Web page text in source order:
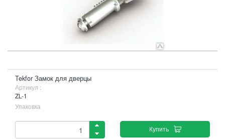
Tekfor Замок для дверцы
Артикул :
ZL-1
Упаковка
Купить